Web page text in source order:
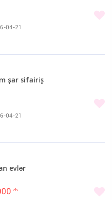
04-21
şar sifairiş
04-21
evlər
m